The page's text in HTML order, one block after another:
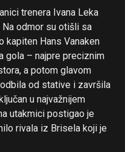
trenera Ivana Leka
odmor su otišli sa
kapiten Hans Vanaken
gola – najpre preciznim
a potom glavom
od stative i završila
u najvažnijem
utakmici postigao je
rivala iz Brisela koji je